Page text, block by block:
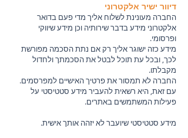
דיוור ישיר אלקטרוני
החברה מעונינת לשלוח אליך מדי פעם בדואר
אלקטרוני מידע בדבר שירותיה וכן מידע שיווקי
ופרסומי.
מידע כזה ישוגר אליך רק אם נתת הסכמה מפורשת
לכך, ובכל עת תוכל לבטל את הסכמתך ולחדול
מקבלתו.
החברה לא תמסור את פרטיך האישיים למפרסמים.
עם זאת, היא רשאית להעביר מידע סטטיסטי על
פעילות המשתמשים באתרים.
מידע סטטיסטי שיועבר לא יזהה אותך אישית.